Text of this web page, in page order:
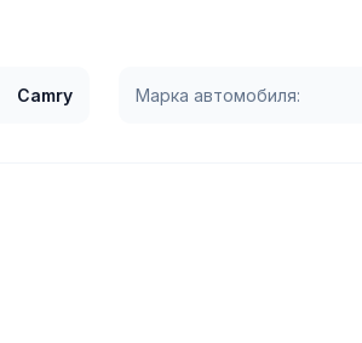
Camry Марка автомобиля: